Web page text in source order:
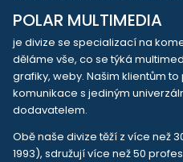
POLAR MULTIMEDIA
je divize se specializací na
děláme vše, co se týká
grafiky, weby. Našim klientům
komunikace s jediným
dodavatelem.
Obě naše divize těží z více než
1993), sdružují více než 50